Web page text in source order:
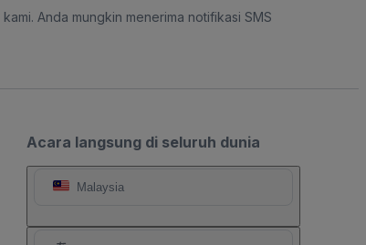
kami. Anda mungkin menerima notifikasi SMS
Acara langsung di seluruh dunia
Malaysia